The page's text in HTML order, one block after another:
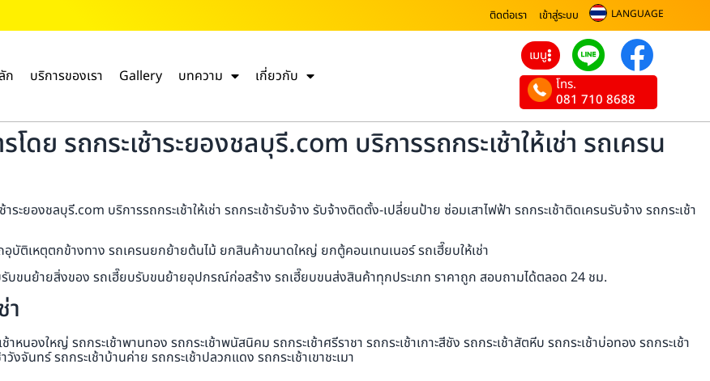
ติดต่อเรา เข้าสู่ระบบ LANGUAGE
ก บริการของเรา Gallery บทความ เกี่ยวกับ
เมนู
โทร.
081 710 8688
ดย รถกระเช้าระยองชลบุรี.com บริการรถกระเช้าให้เช่า รถเครน
ยองชลบุรี.com บริการรถกระเช้าให้เช่า รถกระเช้ารับจ้าง รับจ้างติดตั้ง-เปลี่ยนป้าย ซ่อมเสาไฟฟ้า รถกระเช้าติดเครนรับจ้าง รถกระเช้า
อุบัติเหตุตกข้างทาง รถเครนยกย้ายต้นไม้ ยกสินค้าขนาดใหญ่ ยกตู้คอนเทนเนอร์ รถเฮี๊ยบให้เช่า
รับขนย้ายสิ่งของ รถเฮี๊ยบรับขนย้ายอุปกรณ์ก่อสร้าง รถเฮี๊ยบขนส่งสินค้าทุกประเภท ราคาถูก สอบถามได้ตลอด 24 ชม.
า
าหนองใหญ่ รถกระเช้าพานทอง รถกระเช้าพนัสนิคม รถกระเช้าศรีราชา รถกระเช้าเกาะสีชัง รถกระเช้าสัตหีบ รถกระเช้าบ่อทอง รถกระเช้า
งจันทร์ รถกระเช้าบ้านค่าย รถกระเช้าปลวกแดง รถกระเช้าเขาชะเมา